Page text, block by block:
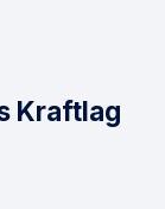
kroner.
vi å
Kraftlag